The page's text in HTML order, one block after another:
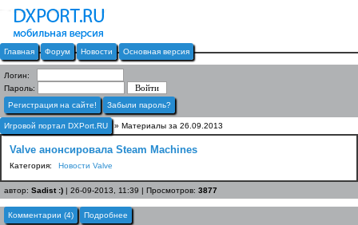
Главная Форум Новости Основная версия
Логин:
Пароль:
Регистрация на сайте!
Забыли пароль?
Игровой портал DXPort.RU » Материалы за 26.09.2013
Valve анонсировала Steam Machines
Категория: Новости Valve
автор: Sadist :) | 26-09-2013, 11:39 | Просмотров: 3877
Комментарии (4) Подробнее